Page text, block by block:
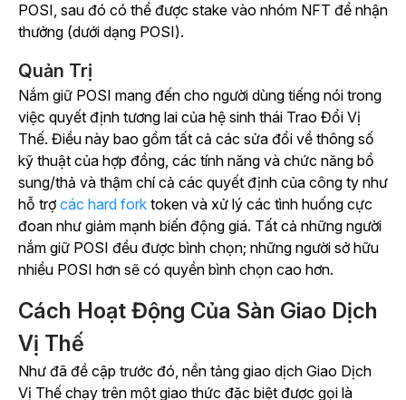
POSI, sau đó có thể được stake vào nhóm NFT để nhận
thưởng (dưới dạng POSI).
Quản Trị
Nắm giữ POSI mang đến cho người dùng tiếng nói trong
việc quyết định tương lai của hệ sinh thái Trao Đổi Vị
Thế. Điều này bao gồm tất cả các sửa đổi về thông số
kỹ thuật của hợp đồng, các tính năng và chức năng bổ
sung/thả và thậm chí cả các quyết định của công ty như
hỗ trợ các hard fork token và xử lý các tình huống cực
đoan như giảm mạnh biến động giá. Tất cả những người
nắm giữ POSI đều được bình chọn; những người sở hữu
nhiều POSI hơn sẽ có quyền bình chọn cao hơn.
Cách Hoạt Động Của Sàn Giao Dịch
Vị Thế
Như đã đề cập trước đó, nền tảng giao dịch Giao Dịch
Vị Thế chạy trên một giao thức đặc biệt được gọi là